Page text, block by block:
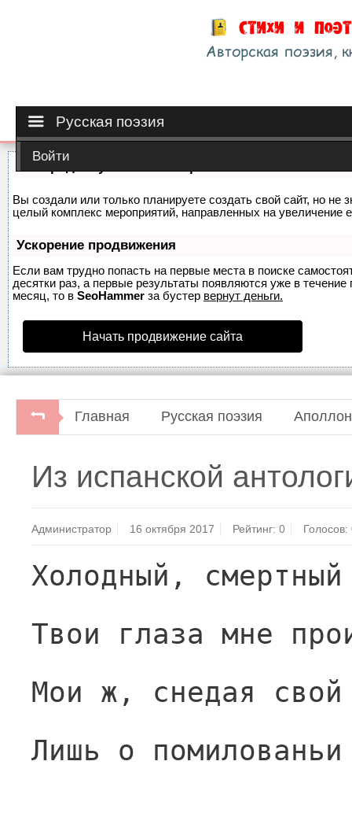
Русская поэзия
Войти
Вы создали или только планируете создать свой сайт, но не
целый комплекс мероприятий, направленных на увеличение
Ускорение продвижения
Если вам трудно попасть на первые места в поиске
десятки раз, а первые результаты появляются уже в
месяц, то в SeoHammer за бустер вернут деньги.
Начать продвижение сайта
Главная Русская поэзия
Из испанской
Администратор 16 октября 2017 Рейтинг:0 Голосов:
Холодный,
Твои глаза мне
Мои ж, снедая
Лишь о